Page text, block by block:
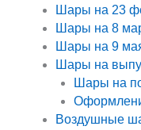
Шары на 23
Шары на 8
Шары на 9
Шары на
Шары на
Воздушные